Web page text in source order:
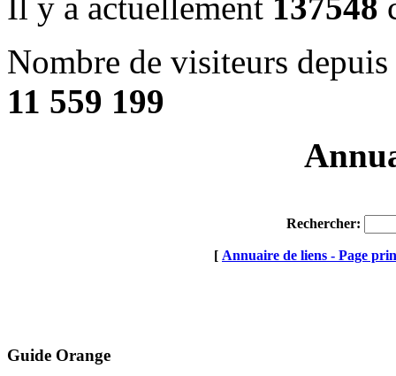
Nombre de visiteurs
11 559 199
Rechercher:
[ Annuaire de liens - Page
Guide Orange